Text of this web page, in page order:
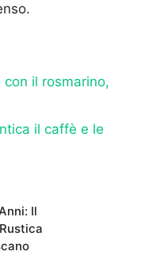
il rosmarino,
il caffè e le
Il